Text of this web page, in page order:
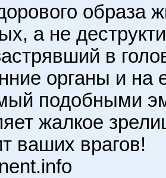
образа
а не
в
органы и на
подобными
жалкое
ваших врагов!